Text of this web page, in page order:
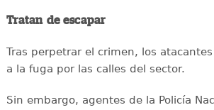
Tratan de escapar
Tras perpetrar el crimen, los
a la fuga por las calles del sector.
Sin embargo, agentes de la Policía